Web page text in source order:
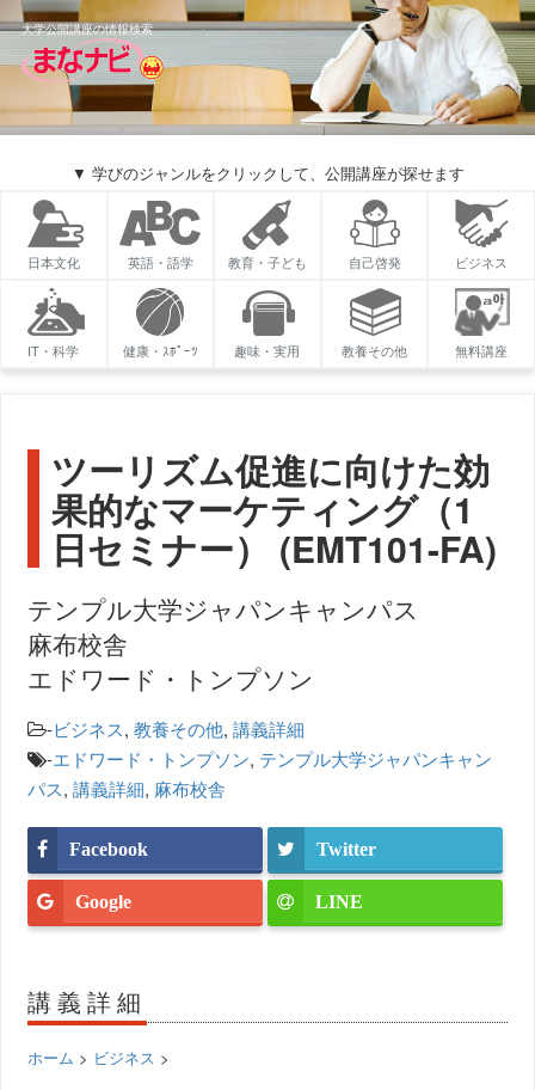
大学公開講座の情報検索
▼ 学びのジャンルをクリックして、公開講座が探せます
日本文化 英語・語学 教育・子ども 自己啓発 ビジネス
IT・科学 健康・ｽﾎﾟｰﾂ 趣味・実用 教養その他 無料講座
ツーリズム促進に向けた効
果的なマーケティング（1
日セミナー） (EMT101-FA)
テンプル大学ジャパンキャンパス
麻布校舎
エドワード・トンプソン
-ビジネス,教養その他,講義詳細
-エドワード・トンプソン, テンプル大学ジャパンキャン
パス,講義詳細, 麻布校舎
Facebook Twitter
Google LINE
講義詳細
ホーム > ビジネス >